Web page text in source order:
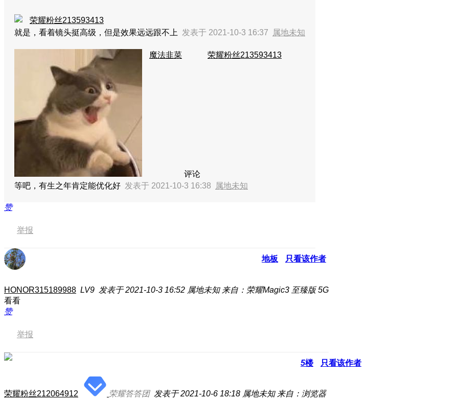
荣耀粉丝213593413
就是，看着镜头挺高级，但是效果远远跟不上 发表于 2021-10-3 16:37 属地未知
魔法韭菜
评论
荣耀粉丝213593413
等吧，有生之年肯定能优化好 发表于 2021-10-3 16:38 属地未知
赞
举报
地板 只看该作者
HONOR315189988 LV9 发表于 2021-10-3 16:52 属地未知 来自：荣耀Magic3 至臻版 5G
看看
赞
举报
5楼 只看该作者
荣耀粉丝212064912 荣耀答答团 发表于 2021-10-6 18:18 属地未知 来自：浏览器